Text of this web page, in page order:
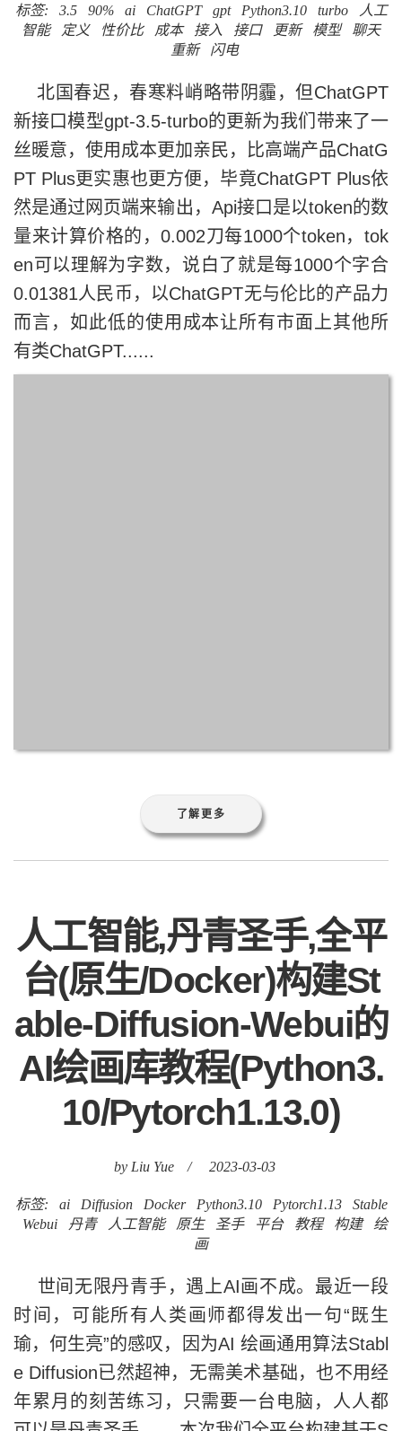
标签: 3.5 90% ai ChatGPT gpt Python3.10 turbo
人工
智能
定义 性价比 成本 接入 接口 更新 模型
聊天
重新
闪电
北国春迟，春寒料峭略带阴霾，但ChatGPT
新接口模型gpt-3.5-turbo的更新为我们带来了一
丝暖意，使用成本更加亲民，比高端产品ChatG
PT Plus更实惠也更方便，毕竟ChatGPT Plus依
然是通过网页端来输出，Api接口是以token的数
量来计算价格的，0.002刀每1000个token，tok
en可以理解为字数，说白了就是每1000个字合
0.01381人民币，以ChatGPT无与伦比的产品力
而言，如此低的使用成本让所有市面上其他所
有类ChatGPT......
了解更多
人工智能,丹青圣手,全平
台(原生/Docker)构建St
able-Diffusion-Webui的
AI绘画库教程(Python3.
10/Pytorch1.13.0)
by Liu Yue / 2023-03-03
标签: ai Diffusion Docker Python3.10 Pytorch1.13
Stable
Webui
丹青 人工智能 原生 圣手 平台 教程 构建
绘
画
世间无限丹青手，遇上AI画不成。最近一段
时间，可能所有人类画师都得发出一句“既生
瑜，何生亮”的感叹，因为AI 绘画通用算法Stabl
e Diffusion已然超神，无需美术基础，也不用经
年累月的刻苦练习，只需要一台电脑，人人都